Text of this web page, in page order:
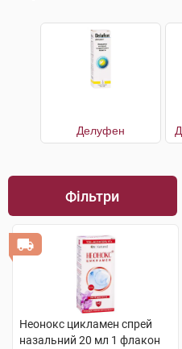
Делуфен
Фільтри
Неонокс цикламен спрей
назальний 20 мл 1 флакон